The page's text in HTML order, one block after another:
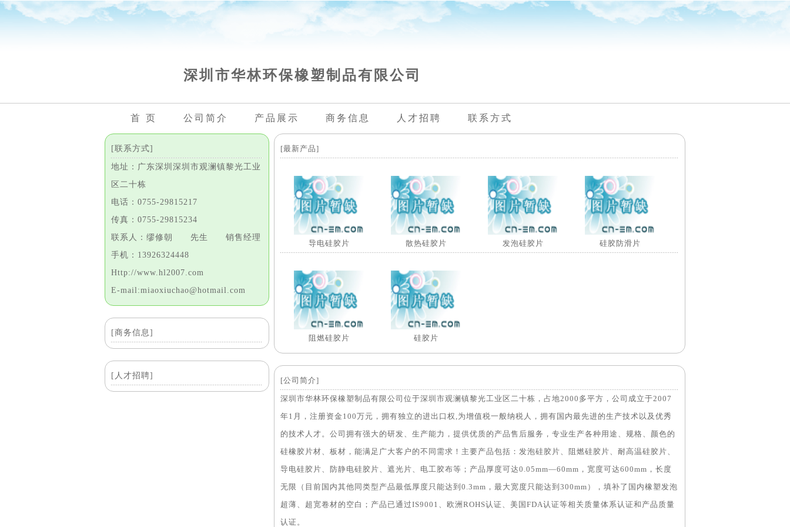
深圳市华林环保橡塑制品有限公司
首 页 公司简介 产品展示 商务信息 人才招聘 联系方式
[联系方式]
地址：广东深圳深圳市观澜镇黎光工业
区二十栋
电话：0755-29815217
传真：0755-29815234
联系人：缪修朝 先生 销售经理
手机：13926324448
Http://www.hl2007.com
E-mail:miaoxiuchao@hotmail.com
[商务信息]
[人才招聘]
[最新产品]
导电硅胶片 散热硅胶片 发泡硅胶片 硅胶防滑片
阻燃硅胶片 硅胶片
[公司简介]
深圳市华林环保橡塑制品有限公司位于深圳市观澜镇黎光工业区二十栋，占地2000多平方，公司成立于2007
年1月，注册资金100万元，拥有独立的进出口权,为增值税一般纳税人，拥有国内最先进的生产技术以及优秀
的技术人才。公司拥有强大的研发、生产能力，提供优质的产品售后服务，专业生产各种用途、规格、颜色的
硅橡胶片材、板材，能满足广大客户的不同需求！主要产品包括：发泡硅胶片、阻燃硅胶片、耐高温硅胶片、
导电硅胶片、防静电硅胶片、遮光片、电工胶布等；产品厚度可达0.05mm—60mm，宽度可达600mm，长度
无限（目前国内其他同类型产品最低厚度只能达到0.3mm，最大宽度只能达到300mm），填补了国内橡塑发泡
超薄、超宽卷材的空白；产品已通过IS9001、欧洲ROHS认证、美国FDA认证等相关质量体系认证和产品质量
认证。